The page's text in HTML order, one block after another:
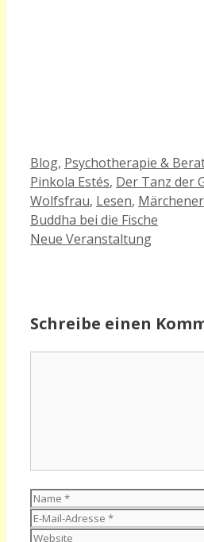
Kategorien
Blog, Psychotherapie &
Pinkola Estés, Der Tanz der
Wolfsfrau, Lesen,
Buddha bei die Fische
Neue Veranstaltung
Schreibe einen
Name